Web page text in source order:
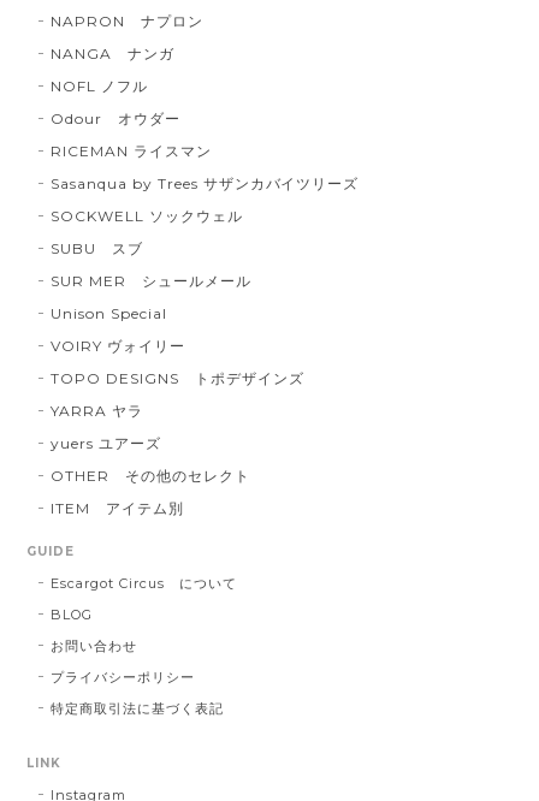
NAPRON ナプロン
NANGA ナンガ
NOFL ノフル
Odour オウダー
RICEMAN ライスマン
Sasanqua by Trees サザンカバイツリーズ
SOCKWELL ソックウェル
SUBU スブ
SUR MER シュールメール
Unison Special
VOIRY ヴォイリー
TOPO DESIGNS トポデザインズ
YARRA ヤラ
yuers ユアーズ
OTHER その他のセレクト
ITEM アイテム別
GUIDE
Escargot Circus について
BLOG
お問い合わせ
プライバシーポリシー
特定商取引法に基づく表記
LINK
Instagram